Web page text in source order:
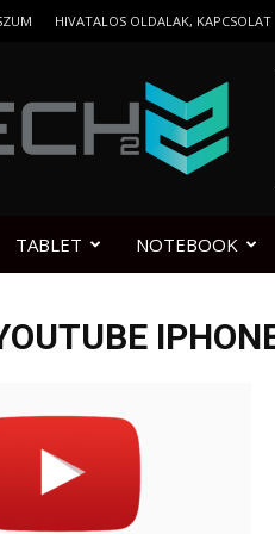
HIVATALOS OLDALAK, KAPCSOLAT
TABLET NOTEBOOK